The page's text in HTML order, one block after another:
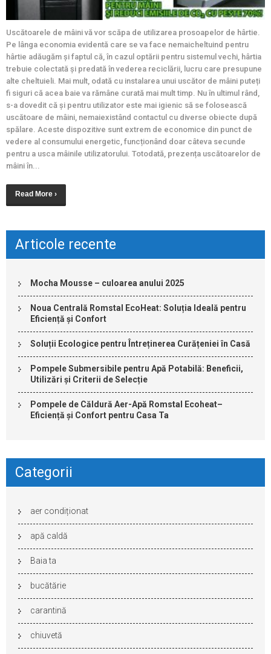
Uscătoarele de mâini vă vor scăpa de utilizarea prosoapelor de hârtie.
Pe lânga economia evidentă care se va face nemaicheltuind pentru
hârtie adăugăm și faptul că, în cazul optării pentru sistemul vechi, hârtia
trebuie colectată și predată în vederea reciclării, lucru care presupune
alte cheltuieli. Mai mult, odată cu instalarea unui uscător de mâini puteți
fi siguri că acea baie va rămâne curată mai mult timp. Nu în ultimul rând,
s-a dovedit că și pentru utilizator este mai igienic să se folosească
uscătoare de mâini, nemaiexistând contactul cu diverse obiecte după
spălare. Aceste dispozitive sunt extrem de economice din punct de
vedere al consumului energetic, funcționând doar câteva secunde
pentru a usca mâinile utilizatorului. Totodată, prezența uscătoarelor de
mâini în...
Read More ›
Articole recente
Mocha Mousse – culoarea anului 2025
Noua Centrală Romstal EcoHeat: Soluția Ideală pentru
Eficiență și Confort
Soluții Ecologice pentru Întreținerea Curățeniei în Casă
Pompele Submersibile pentru Apă Potabilă: Beneficii,
Utilizări și Criterii de Selecție
Pompele de Căldură Aer-Apă Romstal Ecoheat–
Eficiență și Confort pentru Casa Ta
Categorii
aer condiționat
apă caldă
Baia ta
bucătărie
carantină
chiuvetă